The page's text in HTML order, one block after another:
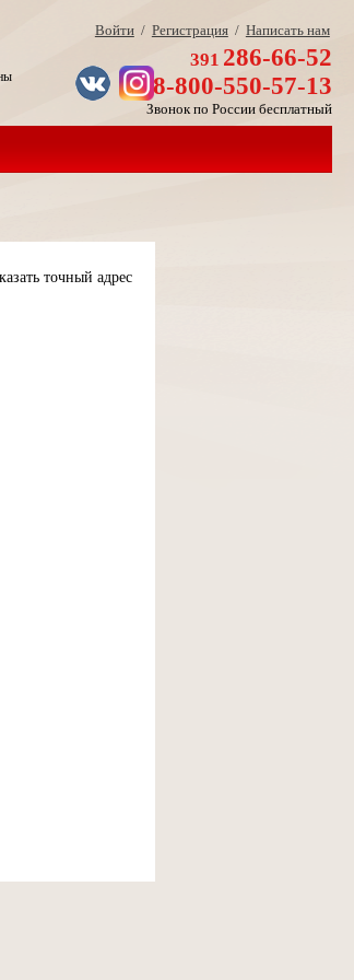
Войти/ Регистрация/ Написать нам
391 286-66-52
8-800-550-57-13
Звонок по России бесплатный
точный адрес